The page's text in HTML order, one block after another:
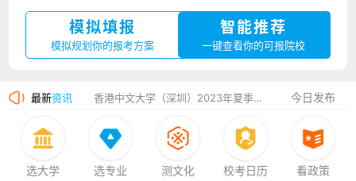
模拟填报
模拟规划你的报考方案
智能推荐
一键查看你的可报院校
最新资讯
广州华立科技职业学院2023年夏季高考招生简章
香港中文大学（深圳）2023年夏季高考招生简章
厦门大学嘉庚学院2023年艺术类招生简章
今日发布
选大学 选专业 测文化 校考日历 看政策